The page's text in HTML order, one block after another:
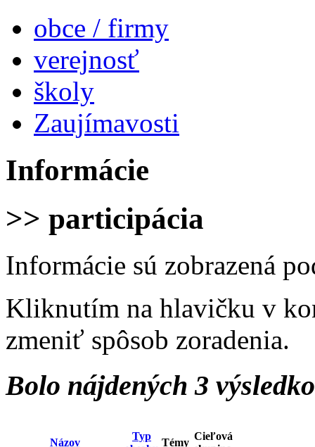
obce / firmy
verejnosť
školy
Zaujímavosti
Informácie
>> participácia
Informácie sú zobrazená
Kliknutím na hlavičku v
zmeniť spôsob zoradenia.
Bolo nájdených 3
Názov
Typ
Témy
Cieľová